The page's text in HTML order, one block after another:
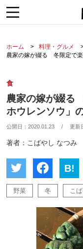
ホーム
料理・グルメ
農家の嫁が綴る 冬限定で
食
農家の嫁が綴る
ホウレンソウ」
公開日：2020.01.23 / 更新
著者：こばやし なつみ
B!
野菜 冬 こ